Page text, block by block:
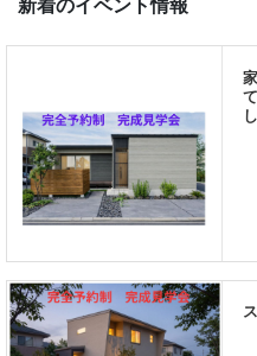
家づくりこぼれ話！